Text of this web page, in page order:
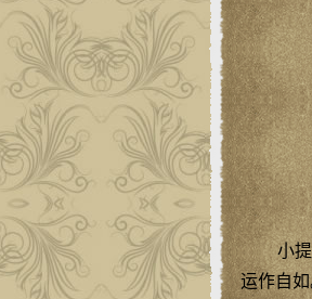
小
运作自